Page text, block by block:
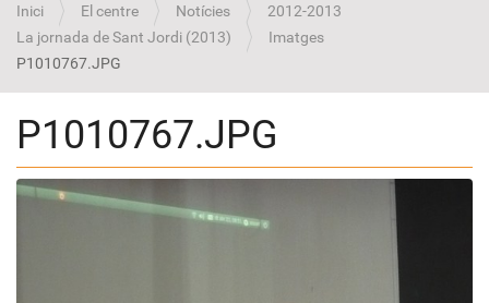
Inici El centre Notícies
2012-2013
La jornada de Sant Jordi (2013)
Imatges
P1010767.JPG
P1010767.JPG